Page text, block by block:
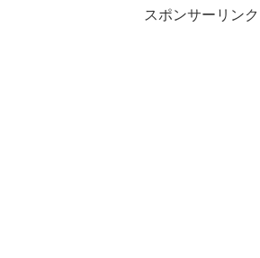
スポンサーリンク